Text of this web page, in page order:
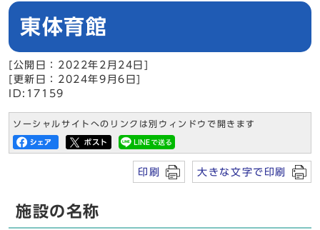
東体育館
[公開日：2022年2月24日]
[更新日：2024年9月6日]
ID:17159
ソーシャルサイトへのリンクは別ウィンドウで開きます
印刷 大きな文字で印刷
施設の名称